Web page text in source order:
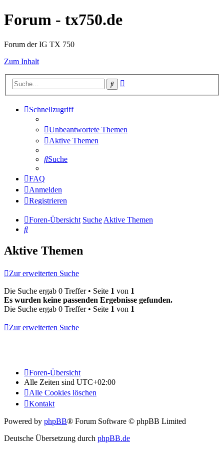
Forum - tx750.de
Forum der IG TX 750
Zum Inhalt
Suche
Schnellzugriff
Unbeantwortete Themen
Aktive Themen
Suche
FAQ
Anmelden
Registrieren
Foren-Übersicht SucheAktive Themen
Suche
Aktive Themen
Zur erweiterten Suche
Die Suche ergab 0 Treffer • Seite 1 von 1
Es wurden keine passenden Ergebnisse gefunden.
Die Suche ergab 0 Treffer • Seite 1 von 1
Zur erweiterten Suche
Foren-Übersicht
Alle Zeiten sind UTC+02:00
Alle Cookies löschen
Kontakt
Powered by phpBB® Forum Software © phpBB Limited
Deutsche Übersetzung durch phpBB.de